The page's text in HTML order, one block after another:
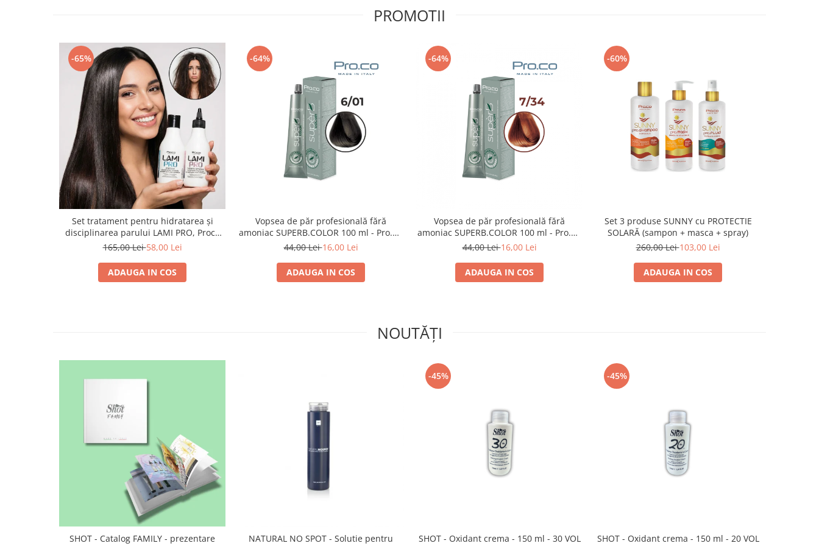
PROMOTII
-65%
Set tratament pentru hidratarea și
disciplinarea parului LAMI PRO, Proco
(șampon + balsam 2x 250ml)
165,00 Lei58,00 Lei
ADAUGA IN COS
-64%
Vopsea de păr profesională fără
amoniac SUPERB.COLOR 100 ml - Pro.Co
- 6/01 BLOND INCHIS CENUSIU
44,00 Lei16,00 Lei
ADAUGA IN COS
-64%
Vopsea de păr profesională fără
amoniac SUPERB.COLOR 100 ml - Pro.Co
- 7/34 BLOND AURIU ARAMNIU
44,00 Lei16,00 Lei
ADAUGA IN COS
-60%
Set 3 produse SUNNY cu PROTECTIE
SOLARĂ (sampon + masca + spray)
260,00 Lei103,00 Lei
ADAUGA IN COS
NOUTĂȚI
SHOT - Catalog FAMILY - prezentare
NATURAL NO SPOT - Solutie pentru
-45%
SHOT - Oxidant crema - 150 ml - 30 VOL
-45%
SHOT - Oxidant crema - 150 ml - 20 VOL